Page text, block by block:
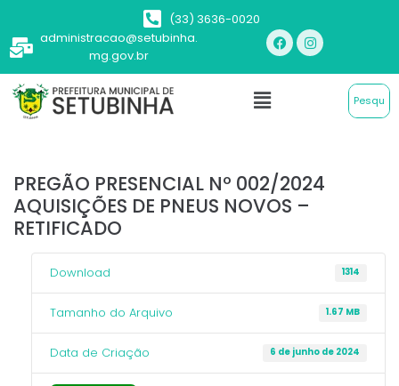
(33) 3636-0020
administracao@setubinha.
mg.gov.br
PREGÃO PRESENCIAL Nº 002/2024
AQUISIÇÕES DE PNEUS NOVOS –
RETIFICADO
Download 1314
Tamanho do Arquivo 1.67 MB
Data de Criação 6 de junho de 2024